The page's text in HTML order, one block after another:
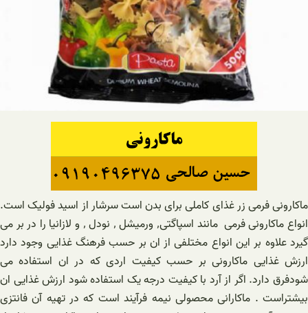
ماکارونی فرمی زر غذای کاملی برای بدن است سرشار از اسید فولیک است.
انواع ماکارونی فرمی مانند اسپاگتی٬ ورمیشل ٬ نودل ٬ و لازانیا را در بر می
گیرد علاوه بر این انواع مختلفی از ان بر حسب فرهنگ غذایی وجود دارد
ارزش غذایی ماکارونی بر حسب کیفیت اردی که در ان استفاده می
شودفرق دارد. اگر از آرد با کیفیت درجه یک استفاده شود ارزش غذایی ان
بیشتراست . ماکارانی محصولی نیمه فرآیند است که در تهیه آن فانتزی